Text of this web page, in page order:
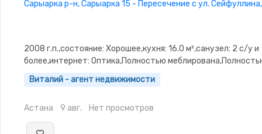
Сарыарка р-н, Сарыарка 15 - Пересечение с ул.
2008 г.п.,состояние: Хорошее,кухня: 16.0 м²,санузел: 2 с/у и
более,интернет: Оптика,Полностью
меблирована,паркинг:
кухня,Счётчики,Тихий двор,Кондиционер
Виталий - агент недвижимости
Астана 9 авг. Нет просмотров